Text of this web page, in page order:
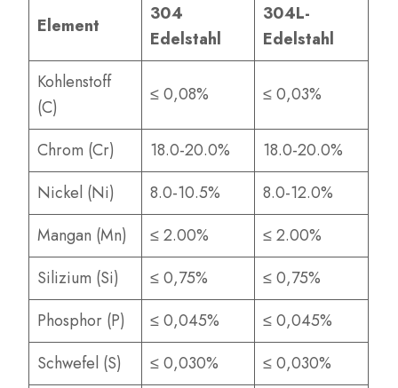
Element
304
Edelstahl
304L-
Edelstahl
Kohlenstoff
(C)
≤ 0,08% ≤ 0,03%
Chrom (Cr) 18.0-20.0%
18.0-20.0%
Nickel (Ni)
8.0-10.5%
8.0-12.0%
Mangan (Mn)
≤ 2.00%
≤ 2.00%
Silizium (Si)
≤ 0,75%
≤ 0,75%
Phosphor (P)
≤ 0,045%
≤ 0,045%
Schwefel (S)
≤ 0,030%
≤ 0,030%